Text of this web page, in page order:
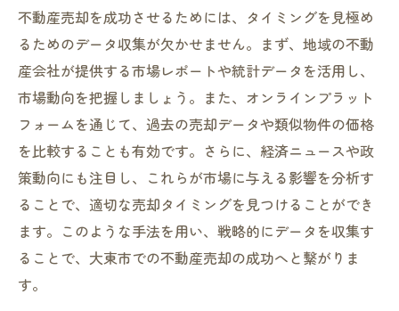
不動産売却を成功させるためには、タイミングを見極め
るためのデータ収集が欠かせません。まず、地域の不動
産会社が提供する市場レポートや統計データを活用し、
市場動向を把握しましょう。また、オンラインプラット
フォームを通じて、過去の売却データや類似物件の価格
を比較することも有効です。さらに、経済ニュースや政
策動向にも注目し、これらが市場に与える影響を分析す
ることで、適切な売却タイミングを見つけることができ
ます。このような手法を用い、戦略的にデータを収集す
ることで、大東市での不動産売却の成功へと繋がりま
す。